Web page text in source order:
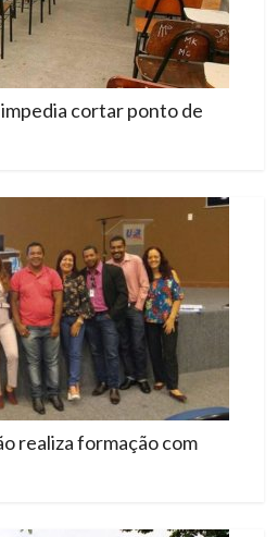
cortar ponto de
realiza formação com